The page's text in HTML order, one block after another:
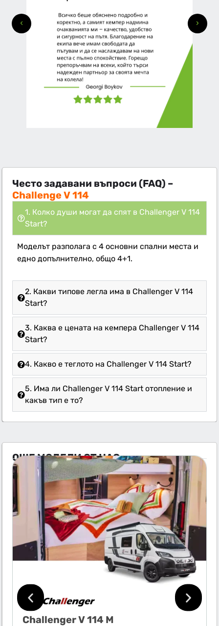
Често задавани въпроси (FAQ) –
Challenge V 114
1. Колко души могат да спят в Challenger V 114
Start?
Моделът разполага с 4 основни спални места и
едно допълнително, общо 4+1.
2. Какви типове легла има в Challenger V 114
Start?
3. Каква е цената на кемпера Challenger V 114
Start?
4. Какво е теглото на Challenger V 114 Start?
5. Има ли Challenger V 114 Start отопление и
какъв тип е то?
ОЩЕ МОДЕЛИ ОТ НАС
Challenger V 114 M